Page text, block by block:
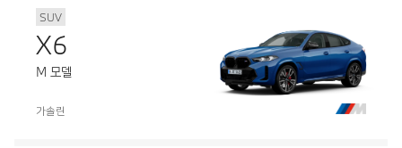
SUV
X6
M 모델
가솔린